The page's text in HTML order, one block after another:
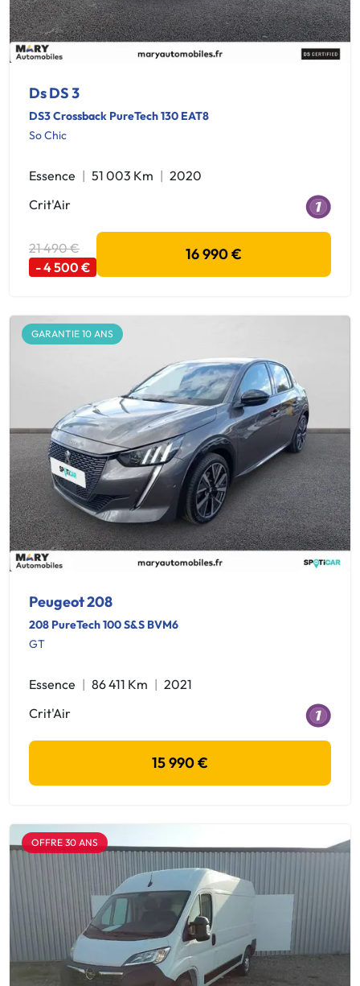
Ds DS 3
DS3 Crossback PureTech 130 EAT8
So Chic
Essence 51 003 Km
2020
Crit'Air
21 490 €
- 4 500 €
16 990 €
GARANTIE 10 ANS
Peugeot 208
208 PureTech 100 S&S BVM6
GT
Essence 86 411 Km
2021
Crit'Air
15 990 €
OFFRE 30 ANS